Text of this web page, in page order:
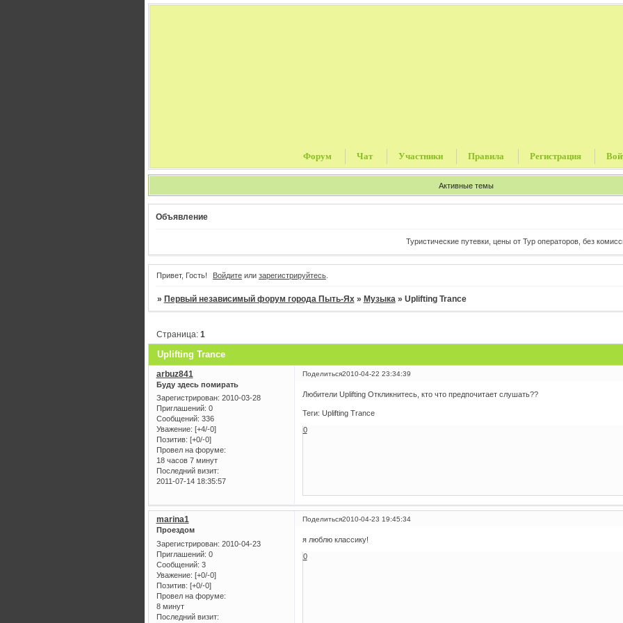
Форум Чат Участники Правила Регистрация
Активные темы
Объявление
Туристические путевки, цены от Тур операторов, без комиссии и
Привет, Гость! Войдите или зарегистрируйтесь
» Первый независимый форум города Пыть-Ях » Музыка » Uplifting Trance
Uplifting Trance
Страница: 1
Поделиться2010-04-22 23:34:39
arbuz841
Буду здесь помирать
Зарегистрирован: 2010-03-28
Приглашений: 0
Сообщений: 336
Уважение: [+4/-0]
Позитив: [+0/-0]
Провел на форуме:
18 часов 7 минут
Последний визит:
2011-07-14 18:35:57
Любители Uplifting Откликнитесь, кто что предпочитает слушать??
Теги: Uplifting Trance
0
Поделиться2010-04-23 19:45:34
marina1
Проездом
Зарегистрирован: 2010-04-23
Приглашений: 0
Сообщений: 3
Уважение: [+0/-0]
Позитив: [+0/-0]
Провел на форуме:
8 минут
Последний визит:
я люблю классику!
0